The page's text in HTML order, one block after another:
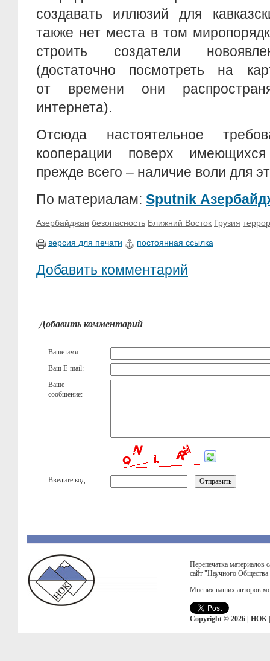
создавать иллюзий для
также нет места в том
строить создатели
(достаточно посмотреть на
от времени они
интернета).
Отсюда настоятельное
кооперации поверх
прежде всего – наличие воли для
По материалам: Sputnik
Азербайджан безопасность Ближний Восток Грузия
версия для печати постоянная ссылка
Добавить комментарий
Добавить комментарий
Ваше имя:
Ваш E-mail:
Ваше
сообщение:
Введите код:
Перепечатка материалов
сайт "Научного
Мнения наших авторов
Copyright © 2026 | НОК